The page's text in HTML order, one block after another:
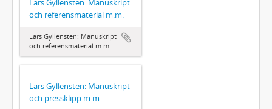
och referensmaterial m.m.
Lars Gyllensten: Manuskript
och referensmaterial m.m.
Lars Gyllensten: Manuskript
och pressklipp m.m.